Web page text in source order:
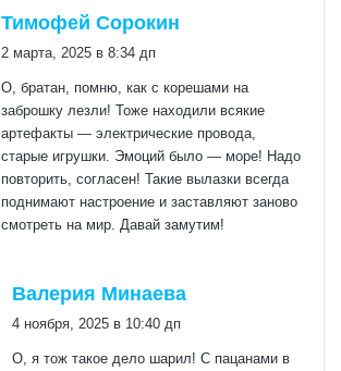
Тимофей Сорокин
2 марта, 2025 в 8:34 дп
О, братан, помню, как с корешами на
заброшку лезли! Тоже находили всякие
артефакты — электрические провода,
старые игрушки. Эмоций было — море! Надо
повторить, согласен! Такие вылазки всегда
поднимают настроение и заставляют заново
смотреть на мир. Давай замутим!
Валерия Минаева
4 ноября, 2025 в 10:40 дп
О, я тож такое дело шарил! С пацанами в